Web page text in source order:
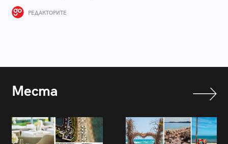
РЕДАКТОРИТЕ
Места